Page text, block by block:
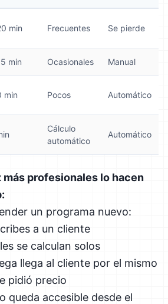
min Frecuentes Se pierde
min Ocasionales Manual
min Pocos Automático
Cálculo
automático
Automático
más profesionales lo hacen
un programa nuevo:
a un cliente
se calculan solos
llega al cliente por el mismo
pidió precio
queda accesible desde el